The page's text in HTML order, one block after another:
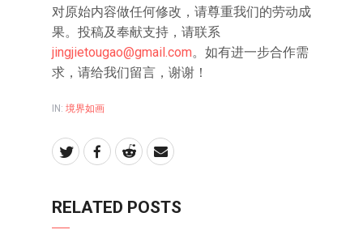
对原始内容做任何修改，请尊重我们的劳动成
果。投稿及奉献支持，请联系
jingjietougao@gmail.com。如有进一步合作需
求，请给我们留言，谢谢！
IN: 境界如画
RELATED POSTS